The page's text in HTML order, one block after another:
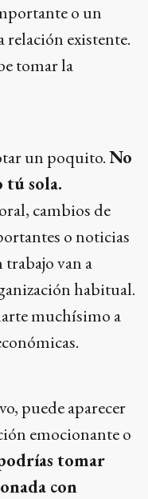
o un
existente.
tomar la
un poquito.No
tú sola.
cambios de
o noticias
trabajo van a
habitual.
muchísimo a
puede aparecer
emocionante o
tomar
con